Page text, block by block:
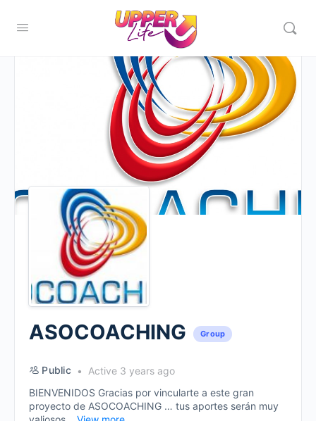
ASOCOACHING Group
Public
Active 3 years ago
BIENVENIDOS Gracias por vincularte a este gran
proyecto de ASOCOACHING … tus aportes serán muy